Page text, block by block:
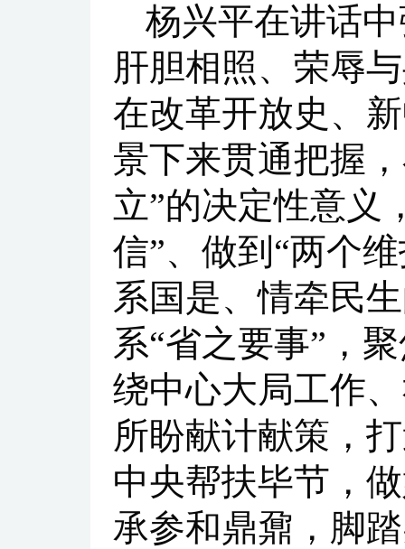
杨兴平在讲话
肝胆相照、荣辱
在改革开放史、
景下来贯通把握
立”的决定性意义
信”、做到“两个
系国是、情牵民
系“省之要事”，
绕中心大局工作
所盼献计献策，
中央帮扶毕节，
承参和鼎鼐，脚